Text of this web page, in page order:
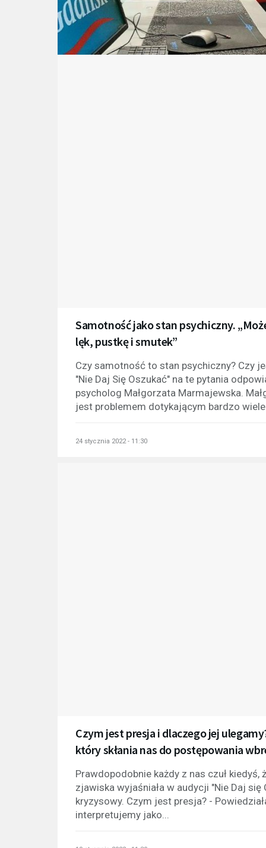
Samotność jako stan psychiczny.
lęk, pustkę i smutek”
Czy samotność to stan psychiczny? Czy
"Nie Daj Się Oszukać" na te pytania
psycholog Małgorzata Marmajewska.
jest problemem dotykającym bardzo
24 stycznia 2022 - 11:30
Czym jest presja i dlaczego jej
który skłania nas do postępowania
Prawdopodobnie każdy z nas czuł
zjawiska wyjaśniała w audycji "Nie Daj
kryzysowy. Czym jest presja? -
interpretujemy jako...